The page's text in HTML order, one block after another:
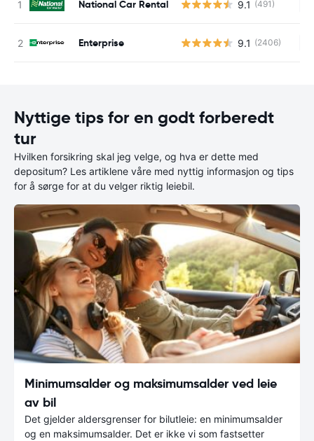
National Car Rental 9.1 (491)
Enterprise 9.1 (2406)
Nyttige tips for en godt forberedt
tur
Hvilken forsikring skal jeg velge, og hva er dette med
depositum? Les artiklene våre med nyttig informasjon og tips
for å sørge for at du velger riktig leiebil.
Minimumsalder og maksimumsalder ved leie
av bil
Det gjelder aldersgrenser for bilutleie: en minimumsalder
og en maksimumsalder. Det er ikke vi som fastsetter